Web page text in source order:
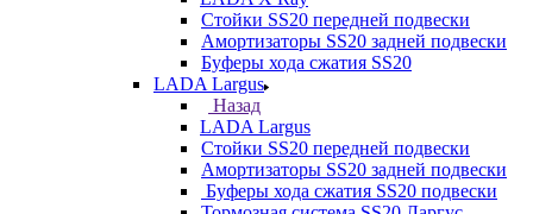
Стойки SS20 передней подвески
Амортизаторы SS20 задней подвески
Буферы хода сжатия SS20
LADA Largus
Назад
LADA Largus
Стойки SS20 передней подвески
Амортизаторы SS20 задней подвески
Буферы хода сжатия SS20 подвески